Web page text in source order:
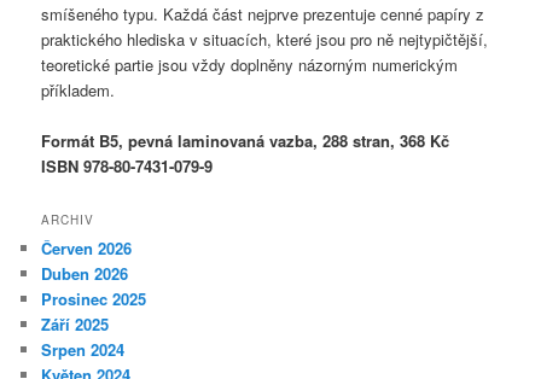
smíšeného typu. Každá část nejprve prezentuje cenné papíry z
praktického hlediska v situacích, které jsou pro ně nejtypičtější,
teoretické partie jsou vždy doplněny názorným numerickým
příkladem.
Formát B5, pevná laminovaná vazba, 288 stran, 368 Kč
ISBN 978-80-7431-079-9
ARCHIV
Červen 2026
Duben 2026
Prosinec 2025
Září 2025
Srpen 2024